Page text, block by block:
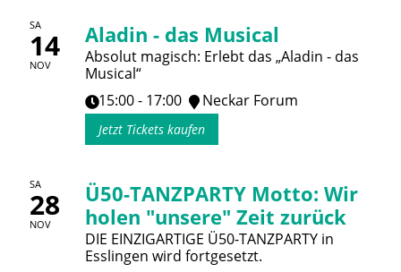
SA
14
NOV
Aladin - das Musical
Absolut magisch: Erlebt das „Aladin - das
Musical“
15:00 - 17:00
Neckar Forum
Jetzt Tickets kaufen
SA
28
NOV
Ü50-TANZPARTY Motto: Wir
holen "unsere" Zeit zurück
DIE EINZIGARTIGE Ü50-TANZPARTY in
Esslingen wird fortgesetzt.